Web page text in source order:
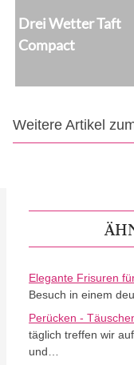
Drei Wetter Taft
Compact
Weitere Artikel
Elegante Frisuren
Besuch in einem
Perücken -
täglich treffen wir
und…